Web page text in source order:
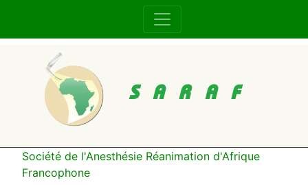
SARAF
Société de l'Anesthésie Réanimation d'Afrique
Francophone